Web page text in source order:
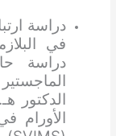
في
دراسة
الدكتور
الأورام